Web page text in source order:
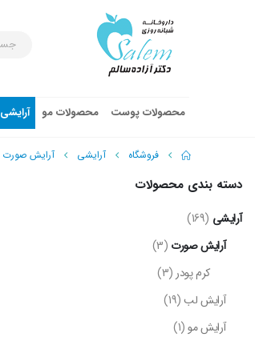
محصولات پوست محصولات مو آرایشی
فروشگاه آرایشی آرایش صورت
دسته‌ بندی محصولات
آرایشی (169)
آرایش صورت (3)
کرم پودر (3)
آرایش لب(19)
آرایش مو(1)